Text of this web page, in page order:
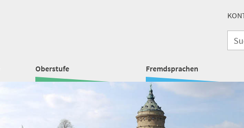
Oberstufe Fremdsprachen